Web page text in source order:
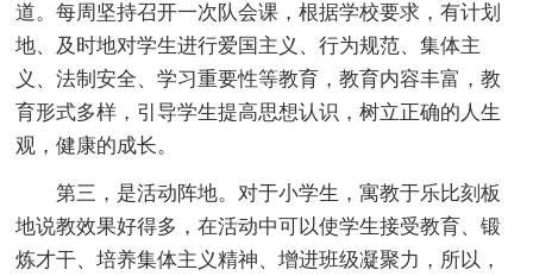
道。每周坚持召开一次队会课，根据学校要求，有计划
地、及时地对学生进行爱国主义、行为规范、集体主
义、法制安全、学习重要性等教育，教育内容丰富，教
育形式多样，引导学生提高思想认识，树立正确的人生
观，健康的成长。
第三，是活动阵地。对于小学生，寓教于乐比刻板
地说教效果好得多，在活动中可以使学生接受教育、锻
炼才干、培养集体主义精神、增进班级凝聚力，所以，